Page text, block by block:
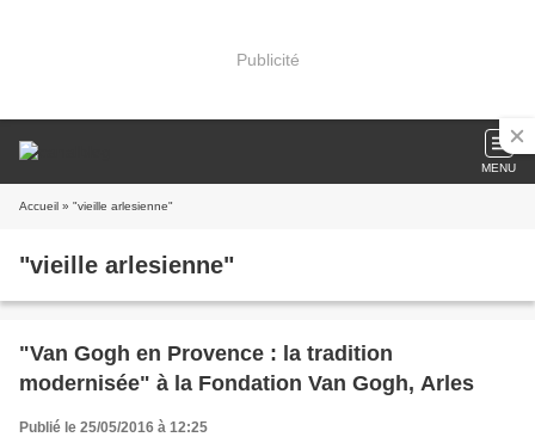
Publicité
MENU
Accueil » "vieille arlesienne"
"vieille arlesienne"
"Van Gogh en Provence : la tradition
modernisée" à la Fondation Van Gogh, Arles
Publié le 25/05/2016 à 12:25